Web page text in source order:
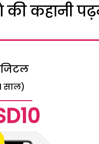
कहानी
साल)